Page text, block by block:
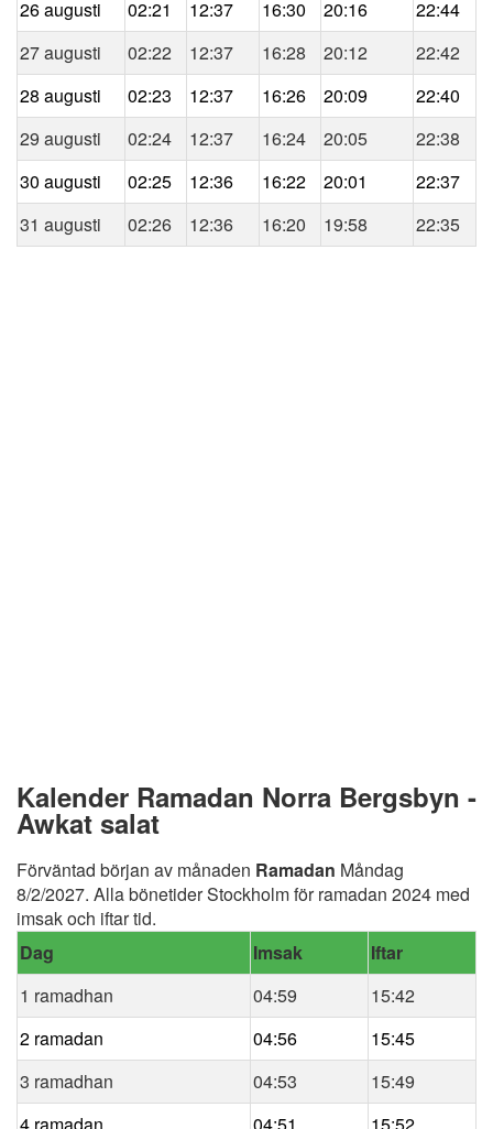
26 augusti 02:21 12:37 16:30 20:16
22:44
27 augusti
02:22 12:37 16:28 20:12
22:42
28 augusti
02:23 12:37 16:26 20:09
22:40
29 augusti
02:24 12:37 16:24 20:05
22:38
30 augusti
02:25 12:36 16:22 20:01
22:37
31 augusti
02:26 12:36 16:20 19:58 22:35
Kalender Ramadan Norra Bergsbyn -
Awkat salat
Förväntad början av månaden Ramadan Måndag
8/2/2027. Alla bönetider Stockholm för ramadan 2024 med
imsak och iftar tid.
Dag
Imsak
Iftar
1 ramadhan
04:59
15:42
2 ramadan
04:56
15:45
3 ramadhan
04:53
15:49